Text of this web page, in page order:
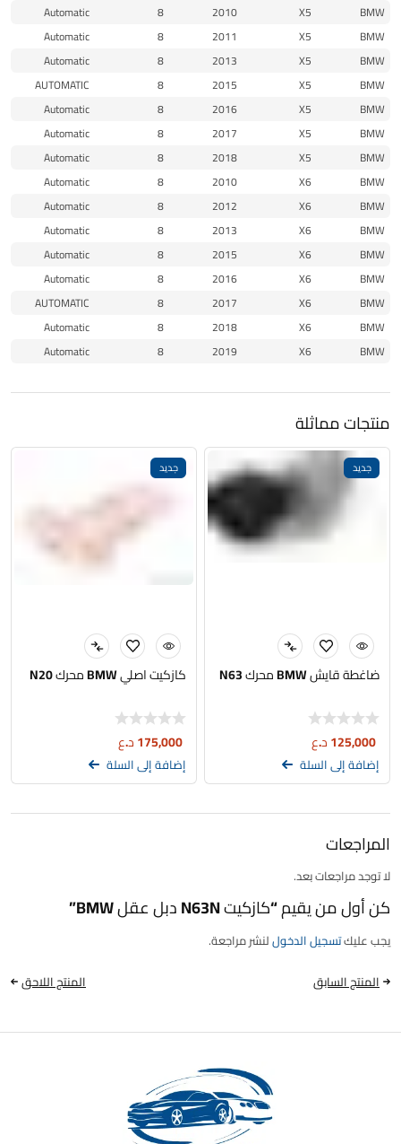
BMW
X5
2010
8
Automatic
BMW
X5
2011
8
Automatic
BMW
X5
2013
8
Automatic
BMW
X5
2015
8
AUTOMATIC
BMW
X5
2016
8
Automatic
BMW
X5
2017
8
Automatic
BMW
X5
2018
8
Automatic
BMW
X6
2010
8
Automatic
BMW
X6
2012
8
Automatic
BMW
X6
2013
8
Automatic
BMW
X6
2015
8
Automatic
BMW
X6
2016
8
Automatic
BMW
X6
2017
8
AUTOMATIC
BMW
X6
2018
8
Automatic
BMW
X6
2019
8
Automatic
منتجات مماثلة
جديد
ضاغطة قايش BMW محرك N63
125,000د.ع
إضافة إلى السلة
جديد
كازكيت اصلي BMW محرك N20
175,000د.ع
إضافة إلى السلة
المراجعات
لا توجد مراجعات بعد.
كن أول من يقيم “كازكيت N63N دبل عقل BMW”
يجب عليكتسجيل الدخوللنشر مراجعة.
المنتج السابق
المنتج اللاحق